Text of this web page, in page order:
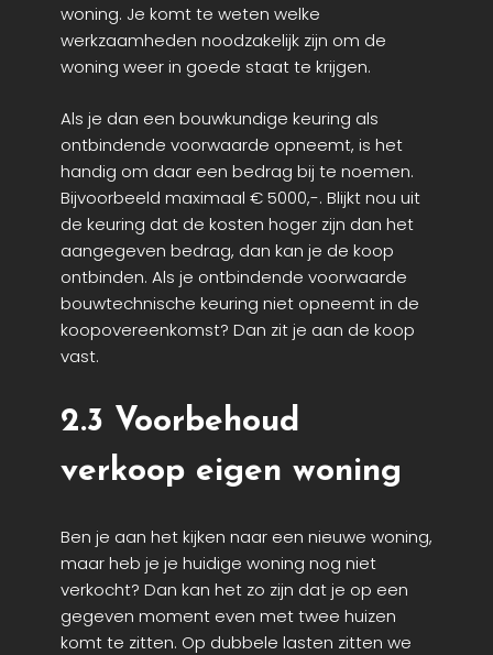
woning. Je komt te weten welke
werkzaamheden noodzakelijk zijn om de
woning weer in goede staat te krijgen.
Als je dan een bouwkundige keuring als
ontbindende voorwaarde opneemt, is het
handig om daar een bedrag bij te noemen.
Bijvoorbeeld maximaal € 5000,-. Blijkt nou uit
de keuring dat de kosten hoger zijn dan het
aangegeven bedrag, dan kan je de koop
ontbinden. Als je ontbindende voorwaarde
bouwtechnische keuring niet opneemt in de
koopovereenkomst? Dan zit je aan de koop
vast.
2.3 Voorbehoud
verkoop eigen woning
Ben je aan het kijken naar een nieuwe woning,
maar heb je je huidige woning nog niet
verkocht? Dan kan het zo zijn dat je op een
gegeven moment even met twee huizen
komt te zitten. Op dubbele lasten zitten we